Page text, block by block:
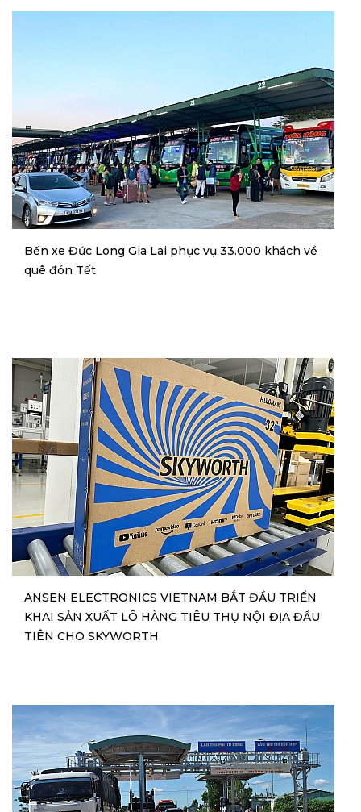
Bến xe Đức Long Gia Lai phục vụ 33.000 khách về
quê đón Tết
ANSEN ELECTRONICS VIETNAM BẮT ĐẦU TRIỂN
KHAI SẢN XUẤT LÔ HÀNG TIÊU THỤ NỘI ĐỊA ĐẦU
TIÊN CHO SKYWORTH